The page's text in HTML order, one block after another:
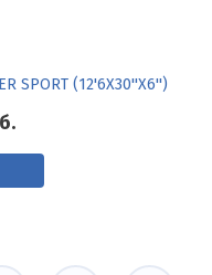
SPORT (12'6X30''X6'')